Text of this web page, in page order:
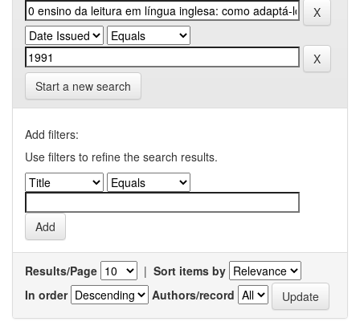
Start a new search
Add filters:
Use filters to refine the search results.
Results/Page | Sort items by
In order
Authors/record